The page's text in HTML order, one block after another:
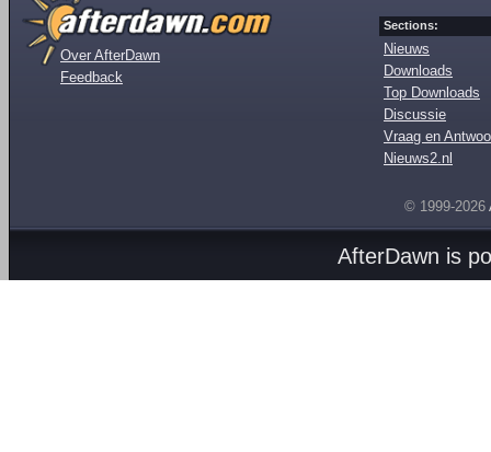
Over AfterDawn
Feedback
Sections:
Nieuws
Downloads
Top Downloads
Discussie
Vraag en
Nieuws2.nl
© 1999-2026
AfterDawn is